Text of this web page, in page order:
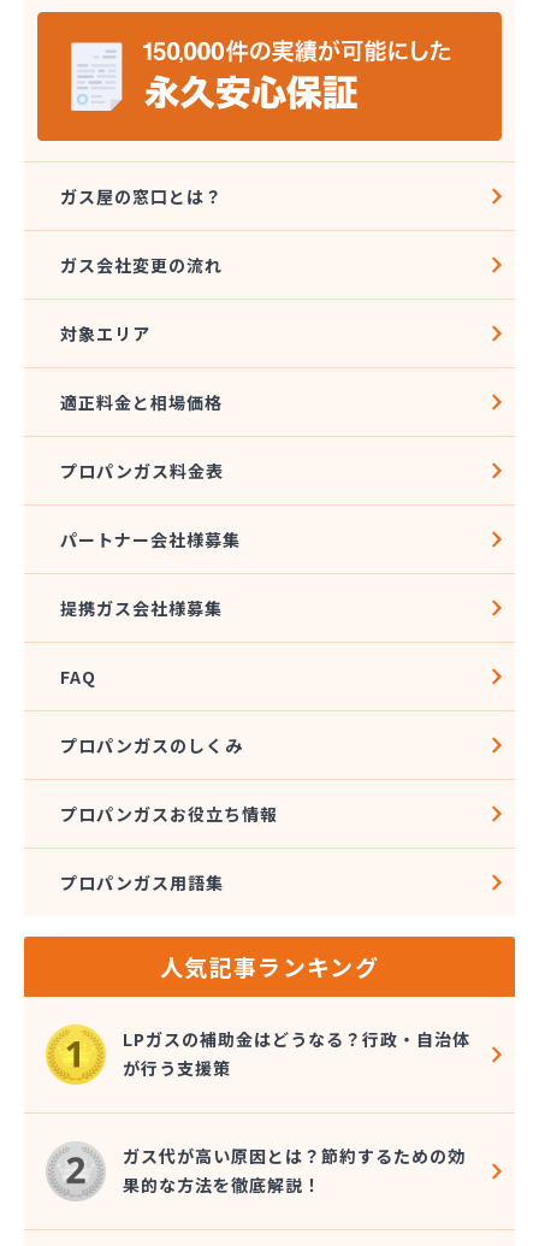
株式会社ミヤプロ
株式会社ミヤレン
株式会社ヤチネン
株式会社ヤマガス
株式会社稲葉商店
株式会社宇都宮プロパン容器検査工場
株式会社菊泉
株式会社県民ガス保安センター
株式会社高圧容器検査所
株式会社篠田商店
株式会社小野里商店 佐野営業所
株式会社瀬尾本店
株式会社西城
株式会社石沢商店 プロパンガス充填所オートスタ
株式会社石澤商店 宇都宮営業所
株式会社島田
株式会社東親エルピーガス配送センター
株式会社藤田液化燃料
株式会社福冨
株式会社平松総合企画 プロパンガス部
株式会社別井商店
関彰商事株式会社 真岡LPガスセンター
岩谷産業株式会社 宇都宮支店
鬼怒川プロパン
吉澤保全株式会社倉庫
橋本産業株式会社
近嵐商事有限会社
金子商事有限会社
桑原商店
郡司燃料店
慶野燃料店
戸恒燃料店
ガス屋の窓口とは？
ガス会社変更の流れ
対象エリア
適正料金と相場価格
プロパンガス料金表
パートナー会社様募集
提携ガス会社様募集
FAQ
プロパンガスのしくみ
プロパンガスお役立ち情報
プロパンガス用語集
人気記事ランキング
LPガスの補助金はどうなる？行政・自治体
が行う支援策
ガス代が高い原因とは？節約するための効
果的な方法を徹底解説！